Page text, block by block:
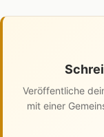
Veröffentliche
mit einer